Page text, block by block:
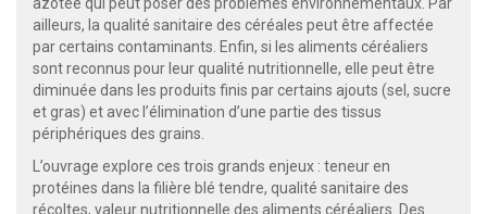
ailleurs, la qualité sanitaire des céréales peut être affectée
par certains contaminants. Enfin, si les aliments céréaliers
sont reconnus pour leur qualité nutritionnelle, elle peut être
diminuée dans les produits finis par certains ajouts (sel, sucre
et gras) et avec l’élimination d’une partie des tissus
périphériques des grains.
L’ouvrage explore ces trois grands enjeux : teneur en
protéines dans la filière blé tendre, qualité sanitaire des
récoltes, valeur nutritionnelle des aliments céréaliers. Des